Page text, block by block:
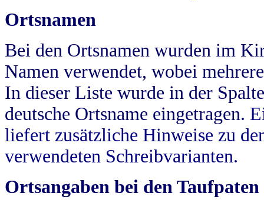
Ortsnamen
Bei den Ortsnamen wurden im
Namen verwendet, wobei
In dieser Liste wurde in der
deutsche Ortsname eingetragen.
liefert zusätzliche Hinweise zu
verwendeten Schreibvarianten.
Ortsangaben bei den Taufpaten